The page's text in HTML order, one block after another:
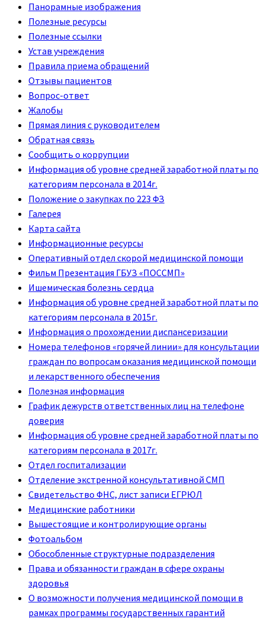
Панорамные изображения
Полезные ресурсы
Полезные ссылки
Устав учреждения
Правила приема обращений
Отзывы пациентов
Вопрос-ответ
Жалобы
Прямая линия с руководителем
Обратная связь
Сообщить о коррупции
Информация об уровне средней заработной платы по
категориям персонала в 2014г.
Положение о закупках по 223 ФЗ
Галерея
Карта сайта
Информационные ресурсы
Оперативный отдел скорой медицинской помощи
Фильм Презентация ГБУЗ «ПОССМП»
Ишемическая болезнь сердца
Информация об уровне средней заработной платы по
категориям персонала в 2015г.
Информация о прохождении диспансеризации
Номера телефонов «горячей линии» для консультации
граждан по вопросам оказания медицинской помощи
и лекарственного обеспечения
Полезная информация
График дежурств ответственных лиц на телефоне
доверия
Информация об уровне средней заработной платы по
категориям персонала в 2017г.
Отдел госпитализации
Отделение экстренной консультативной СМП
Свидетельство ФНС, лист записи ЕГРЮЛ
Медицинские работники
Вышестоящие и контролирующие органы
Фотоальбом
Обособленные структурные подразделения
Права и обязанности граждан в сфере охраны
здоровья
О возможности получения медицинской помощи в
рамках программы государственных гарантий